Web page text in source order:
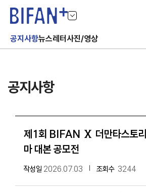
공지사항뉴스레터 사진/영상
공지사항
제1회 BIFAN Ⅹ 더만타스토
마 대본 공모전
작성일 2026.07.03 조회수 3244